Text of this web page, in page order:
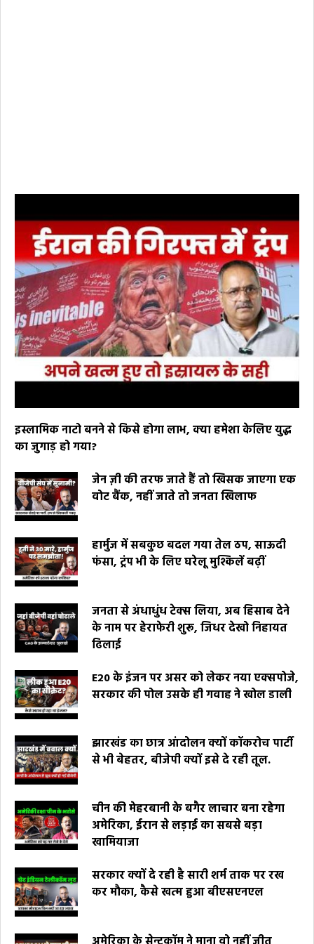
इस्लामिक नाटो बनने से किसे होगा लाभ, क्या हमेशा केलिए युद्ध
का जुगाड़ हो गया?
जेन ज़ी की तरफ जाते हैं तो खिसक जाएगा एक
वोट बैंक, नहीं जाते तो जनता खिलाफ
हार्मुज में सबकुछ बदल गया तेल ठप, साऊदी
फंसा, ट्रंप भी के लिए घरेलू मुश्किलें बढ़ीं
जनता से अंधाधुंध टेक्स लिया, अब हिसाब देने
के नाम पर हेराफेरी शुरू, जिधर देखो निहायत
ढिलाई
E20 के इंजन पर असर को लेकर नया एक्सपोजे,
सरकार की पोल उसके ही गवाह ने खोल डाली
झारखंड का छात्र आंदोलन क्यों कॉकरोच पार्टी
से भी बेहतर, बीजेपी क्यों इसे दे रही तूल.
चीन की मेहरबानी के बगैर लाचार बना रहेगा
अमेरिका, ईरान से लड़ाई का सबसे बड़ा
खामियाजा
सरकार क्यों दे रही है सारी शर्म ताक पर रख
कर मौका, कैसे खत्म हुआ बीएसएनएल